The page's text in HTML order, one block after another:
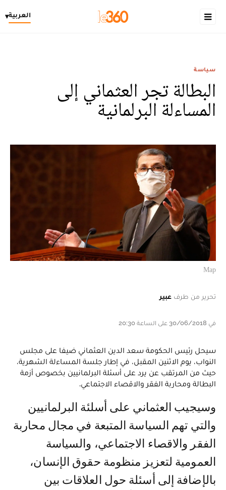
العربية▾
سياسة
البطالة تجر العثماني إلى
المساءلة البرلمانية
Map
تحرير من طرف عبير
في 30/06/2018 على الساعة 20:30
سيحل رئيس الحكومة سعد الدين العثماني ضيفا على مجلس
النواب، يوم الاثنين المقبل، في إطار جلسة المساءلة الشهرية،
حيث من المرتقب عن يرد على أسئلة البرلمانيين بخصوص أزمة
البطالة ومحاربة الفقر والاقصاء الاجتماعي.
وسيجيب العثماني على أسلئة البرلمانيين
والتي تهم السياسة المتبعة في مجال محاربة
الفقر والاقصاء الاجتماعي، والسياسة
العمومية لتعزيز منظومة حقوق الإنسان،
بالإضافة إلى أسئلة حول العلاقات بين